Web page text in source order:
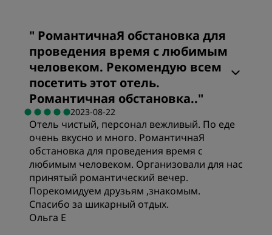
" РомантичнаЯ обстановка для
проведения время с любимым
человеком. Рекомендую всем
посетить этот отель.
Романтичная обстановка.."
2023-08-22
Отель чистый, персонал вежливый. По еде
очень вкусно и много. РомантичнаЯ
обстановка для проведения время с
любимым человеком. Организовали для нас
принятый романтический вечер.
Порекомидуем друзьям ,знакомым.
Спасибо за шикарный отдых.
Ольга Е